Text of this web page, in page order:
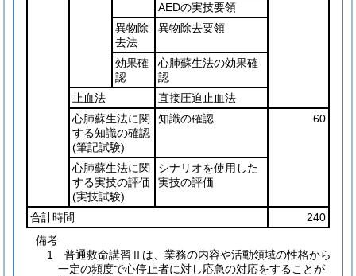
AEDの実技要領
異物除
去法
異物除去要領
効果確
認
心肺蘇生法の効果確
認
止血法
直接圧迫止血法
心肺蘇生法に関
する知識の確認
(筆記試験)
知識の確認 60
心肺蘇生法に関
する実技の評価
(実技試験)
シナリオを使用した
実技の評価
合計時間
240
備考
1 普通救命講習Ⅱは、業務の内容や活動領域の性格から
一定の頻度で心停止者に対し応急の対応をすることが